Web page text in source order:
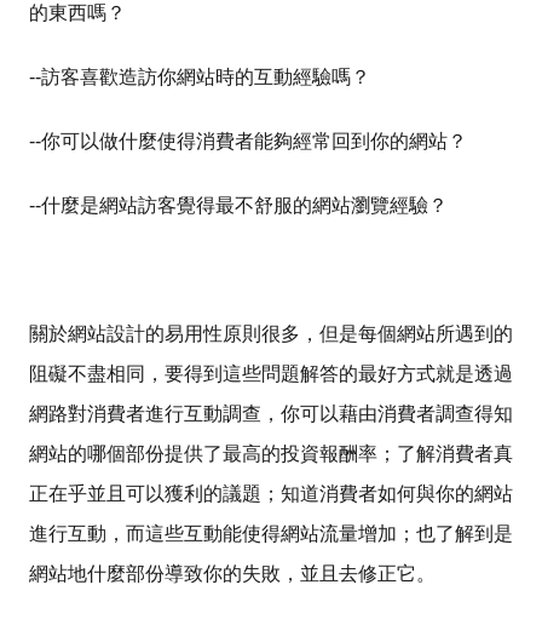
的東西嗎？
--訪客喜歡造訪你網站時的互動經驗嗎？
--你可以做什麼使得消費者能夠經常回到你的網站？
--什麼是網站訪客覺得最不舒服的網站瀏覽經驗？
關於網站設計的易用性原則很多，但是每個網站所遇到的
阻礙不盡相同，要得到這些問題解答的最好方式就是透過
網路對消費者進行互動調查，你可以藉由消費者調查得知
網站的哪個部份提供了最高的投資報酬率；了解消費者真
正在乎並且可以獲利的議題；知道消費者如何與你的網站
進行互動，而這些互動能使得網站流量增加；也了解到是
網站地什麼部份導致你的失敗，並且去修正它。